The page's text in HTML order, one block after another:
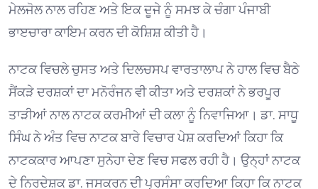
ਮੇਲਜੋਲ ਨਾਲ ਰਹਿਣ ਅਤੇ ਇਕ ਦੂਜੇ ਨੂੰ ਸਮਝ ਕੇ ਚੰਗਾ ਪੰਜਾਬੀ
ਭਾੲਚਾਰਾ ਕਾਇਮ ਕਰਨ ਦੀ ਕੋਸ਼ਿਸ਼ ਕੀਤੀ ਹੈ।
ਨਾਟਕ ਵਿਚਲੇ ਚੁਸਤ ਅਤੇ ਦਿਲਚਸਪ ਵਾਰਤਾਲਾਪ ਨੇ ਹਾਲ ਵਿਚ ਬੈਠੇ
ਸੈਂਕੜੇ ਦਰਸ਼ਕਾਂ ਦਾ ਮਨੋਰੰਜਨ ਵੀ ਕੀਤਾ ਅਤੇ ਦਰਸ਼ਕਾਂ ਨੇ ਭਰਪੂਰ
ਤਾੜੀਆਂ ਨਾਲ ਨਾਟਕ ਕਰਮੀਆਂ ਦੀ ਕਲਾ ਨੂੰ ਨਿਵਾਜਿਆ। ਡਾ. ਸਾਧੂ
ਸਿੰਘ ਨੇ ਅੰਤ ਵਿਚ ਨਾਟਕ ਬਾਰੇ ਵਿਚਾਰ ਪੇਸ਼ ਕਰਦਿਆਂ ਕਿਹਾ ਕਿ
ਨਾਟਕਕਾਰ ਆਪਣਾ ਸੁਨੇਹਾ ਦੇਣ ਵਿਚ ਸਫਲ ਰਹੀ ਹੈ। ਉਨ੍ਹਾਂ ਨਾਟਕ
ਦੇ ਨਿਰਦੇਸ਼ਕ ਡਾ. ਜਸਕਰਨ ਦੀ ਪ੍ਰਸੰਸਾ ਕਰਦਿਆ ਕਿਹਾ ਕਿ ਨਾਟਕ